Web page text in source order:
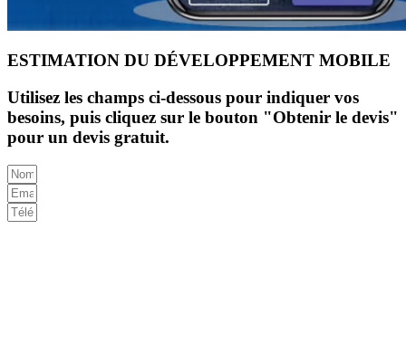
ESTIMATION DU DÉVELOPPEMENT MOBILE
Utilisez les champs ci-dessous pour indiquer vos
besoins, puis cliquez sur le bouton "Obtenir le devis"
pour un devis gratuit.